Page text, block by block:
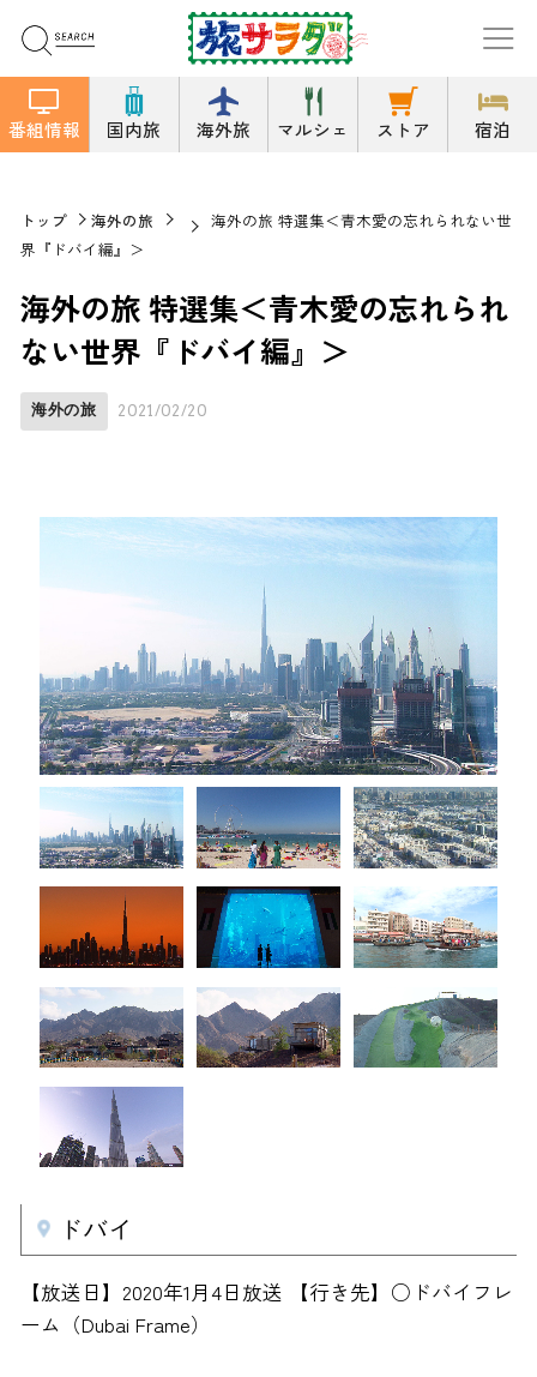
番組情報 国内旅 海外旅 マルシェ ストア 宿泊
トップ 海外の旅
海外の旅 特選集＜青木愛の忘れられない世
界『ドバイ編』＞
海外の旅 特選集＜青木愛の忘れられ
ない世界『ドバイ編』＞
海外の旅 2021/02/20
ドバイ
【放送日】2020年1月4日放送 【行き先】○ドバイフレ
ーム（Dubai Frame）